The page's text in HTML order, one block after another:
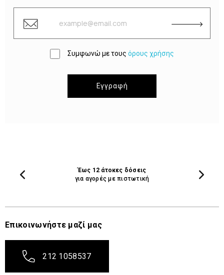
Συμφωνώ με τους όρους χρήσης
Εγγραφή
Έως 12 άτοκες δόσεις
για αγορές με πιστωτική
Επικοινωνήστε μαζί μας
212 1058537